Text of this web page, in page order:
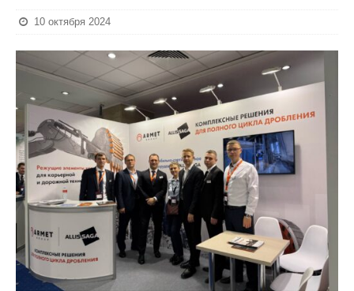
10 октября 2024